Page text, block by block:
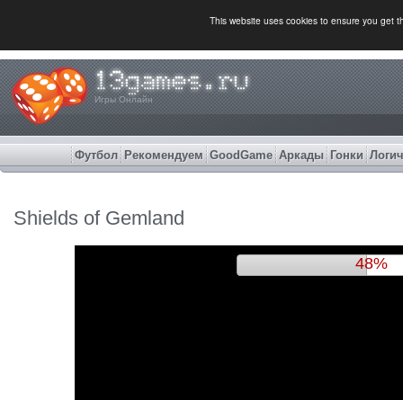
This website uses cookies to ensure you get
Игры Онлайн
Футбол Рекомендуем GoodGame Аркады Гонки
Shields of Gemland
51%